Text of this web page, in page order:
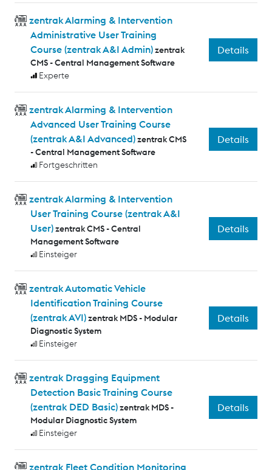
zentrak Alarming & Intervention
Administrative User Training
Course (zentrak A&I Admin)zentrak
CMS - Central Management Software
Experte
Details
zentrak Alarming & Intervention
Advanced User Training Course
(zentrak A&I Advanced)zentrak CMS
- Central Management Software
Fortgeschritten
Details
zentrak Alarming & Intervention
User Training Course (zentrak A&I
User)zentrak CMS - Central
Management Software
Einsteiger
Details
zentrak Automatic Vehicle
Identification Training Course
(zentrak AVI)zentrak MDS - Modular
Diagnostic System
Einsteiger
Details
zentrak Dragging Equipment
Detection Basic Training Course
(zentrak DED Basic)zentrak MDS -
Modular Diagnostic System
Einsteiger
Details
zentrak Fleet Condition Monitoring